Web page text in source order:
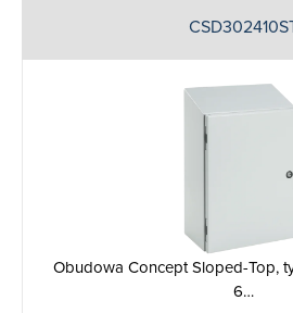
Obudowa Concept Sloped-Top,
6…